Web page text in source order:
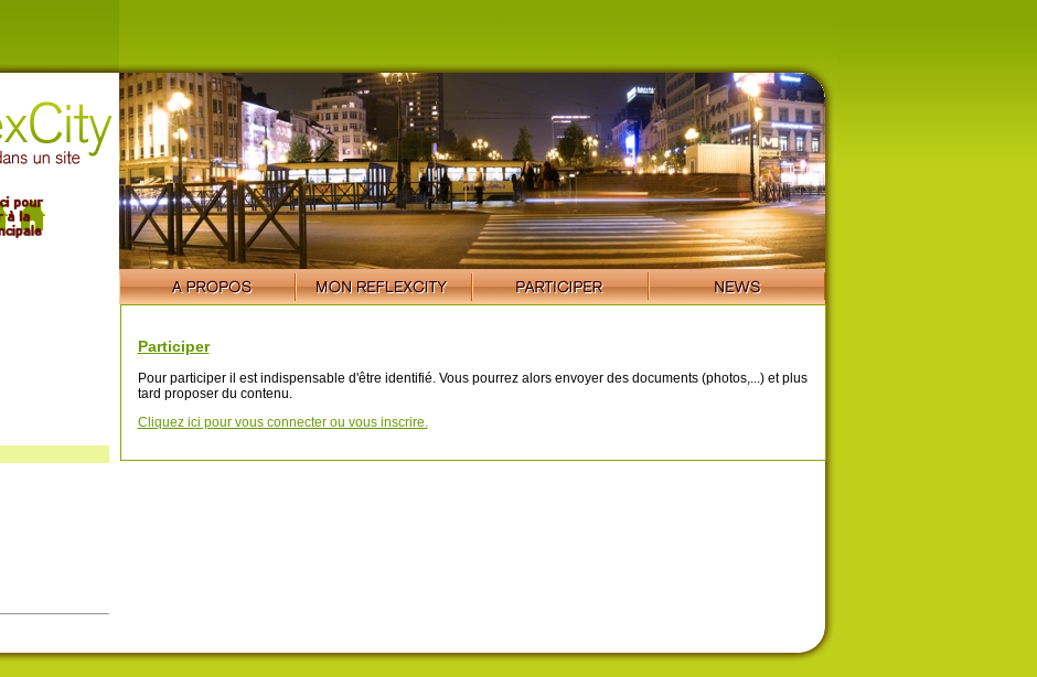
Participer
Pour participer il est indispensable d'être identifié. Vous pourrez alors envoyer des documents (photos,...) et plus
tard proposer du contenu.
Cliquez ici pour vous connecter ou vous inscrire.